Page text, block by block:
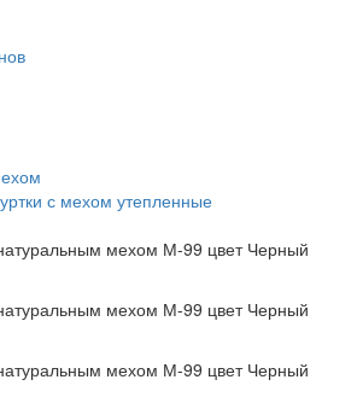
с мехом утепленные